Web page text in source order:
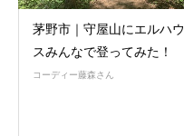
茅野市｜守屋山にエルハウ
スみんなで登ってみた！
コーディー藤森さん